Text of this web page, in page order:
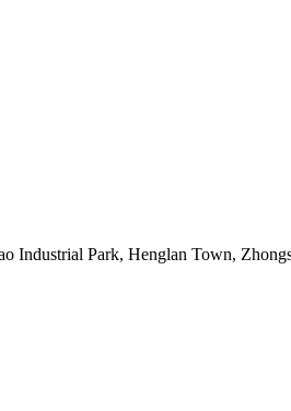
Industrial Park, Henglan Town,